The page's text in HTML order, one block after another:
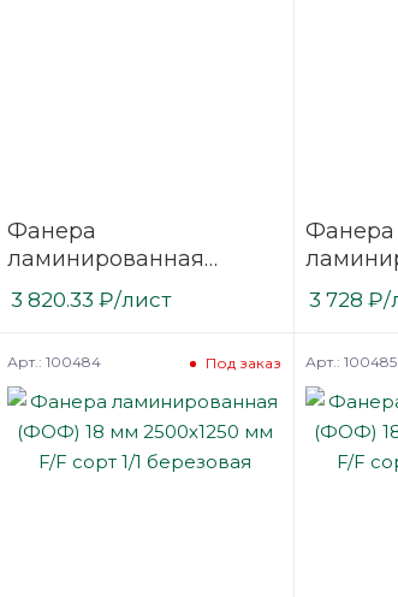
Фанера
ламинированная
(ФОФ) 18 мм 2440х1220
мм F/W сорт 1/1
3 820.33 ₽/лист
Фанера
(ФОФ)
мм F/W
3 728 ₽/
Под заказ
Арт.: 100484 Арт.: 100485